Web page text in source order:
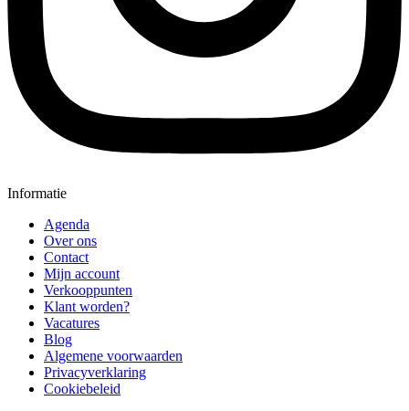
Informatie
Agenda
Over ons
Contact
Mijn account
Verkooppunten
Klant worden?
Vacatures
Blog
Algemene voorwaarden
Privacyverklaring
Cookiebeleid